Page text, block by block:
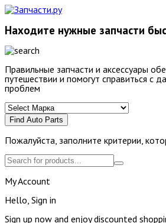
Находите нужные запчасти
Правильные запчасти и аксессуары
путешествии и помогут справиться с
проблем
Find Auto Parts
Пожалуйста, заполните критерии,
My Account
Hello, Sign in
Sign up now and enjoy discounted